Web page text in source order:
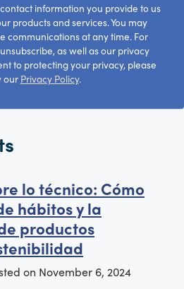
information you provide to us
products and services. You may
communications at any time. For
as well as our privacy
to protecting your privacy, please
our Privacy Policy.
lo técnico: Cómo
hábitos y la
productos
on November 6, 2024